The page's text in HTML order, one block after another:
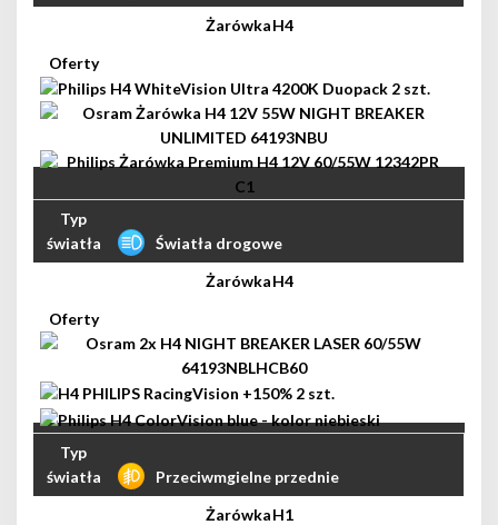
H4
Światła drogowe
H4
Przeciwmgielne przednie
H1